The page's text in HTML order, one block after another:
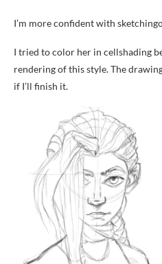
I’m more confident with
I tried to color her in cellshading
rendering of this style. The
if I’ll finish it.